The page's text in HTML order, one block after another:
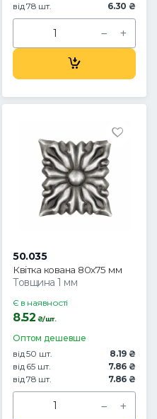
від 78 шт.
6.30 ₴
50.035
Квітка кована 80х75 мм
Товщина 1 мм
Є в наявності
8.52 ₴/шт.
Оптом дешевше
від 50 шт.
8.19 ₴
від 65 шт.
7.86 ₴
від 78 шт.
7.86 ₴